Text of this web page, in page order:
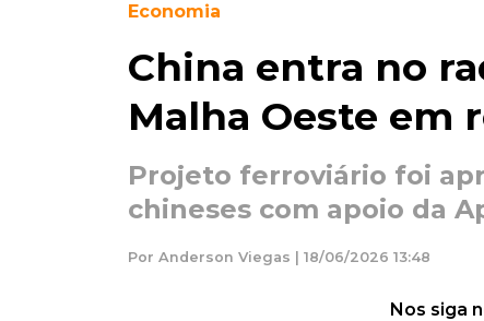
Economia
China entra no
Malha Oeste em
Projeto ferroviário foi
chineses com apoio da
Por Anderson Viegas | 18/06/2026 13:48
Nos siga